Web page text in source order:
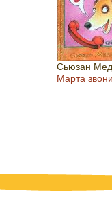
Сьюзан
Марта